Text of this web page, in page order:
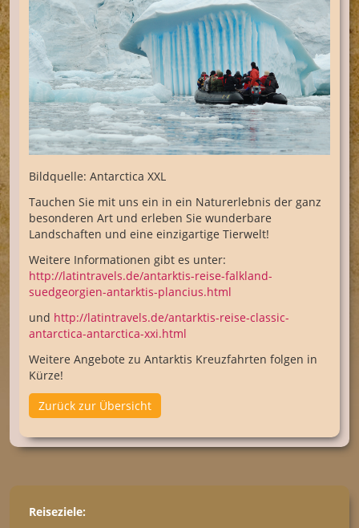
Bildquelle: Antarctica XXL
Tauchen Sie mit uns ein in ein Naturerlebnis der ganz
besonderen Art und erleben Sie wunderbare
Landschaften und eine einzigartige Tierwelt!
Weitere Informationen gibt es unter:
http://latintravels.de/antarktis-reise-falkland-
suedgeorgien-antarktis-plancius.html
und http://latintravels.de/antarktis-reise-classic-
antarctica-antarctica-xxi.html
Weitere Angebote zu Antarktis Kreuzfahrten folgen in
Kürze!
Zurück zur Übersicht
Reiseziele: